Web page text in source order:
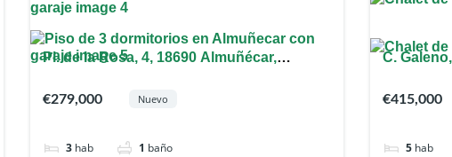
Pl. de la Rosa, 4, 18690 Almuñécar,
€279,000 Nuevo
3 hab 1 baño
C.
€415,000
5 hab